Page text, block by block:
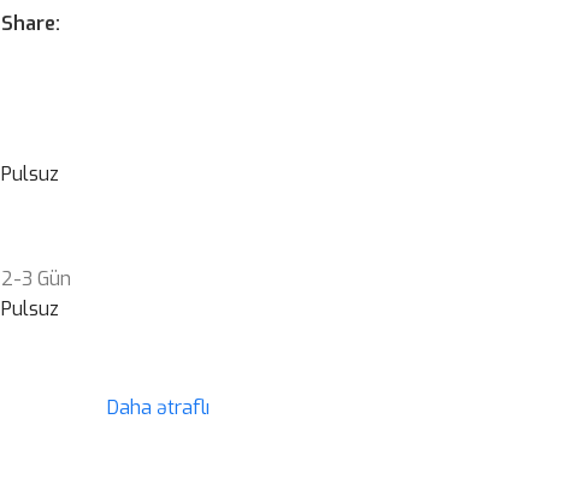
Share:
Pulsuz
2-3 Gün
Pulsuz
Daha ətraflı